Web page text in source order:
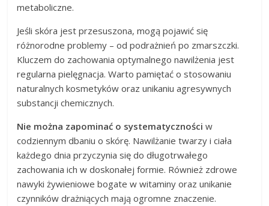
metaboliczne.
Jeśli skóra jest przesuszona, mogą pojawić się
różnorodne problemy – od podrażnień po zmarszczki.
Kluczem do zachowania optymalnego nawilżenia jest
regularna pielęgnacja. Warto pamiętać o stosowaniu
naturalnych kosmetyków oraz unikaniu agresywnych
substancji chemicznych.
Nie można zapominać o systematyczności w
codziennym dbaniu o skórę. Nawilżanie twarzy i ciała
każdego dnia przyczynia się do długotrwałego
zachowania ich w doskonałej formie. Również zdrowe
nawyki żywieniowe bogate w witaminy oraz unikanie
czynników drażniących mają ogromne znaczenie.